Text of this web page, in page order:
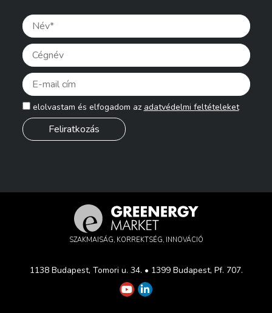
elolvastam és elfogadom az adatvédelmi feltételeket
SZAKMAISÁG, KORREKTSÉG, INNOVÁCIÓ
1138 Budapest, Tomori u. 34. • 1399 Budapest, Pf. 707.